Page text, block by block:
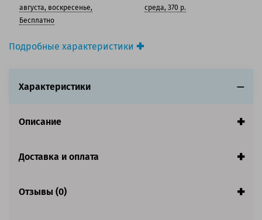
Подробные характеристики
Вид товара:Картридж лазерный
Ресурс:35 000 страниц формата А4 при 5%
Страна:Китай
125 баллов
августа, воскресенье,
Бесплатно
среда, 370 р.
Характеристики
Описание
Доставка и оплата
Отзывы (0)